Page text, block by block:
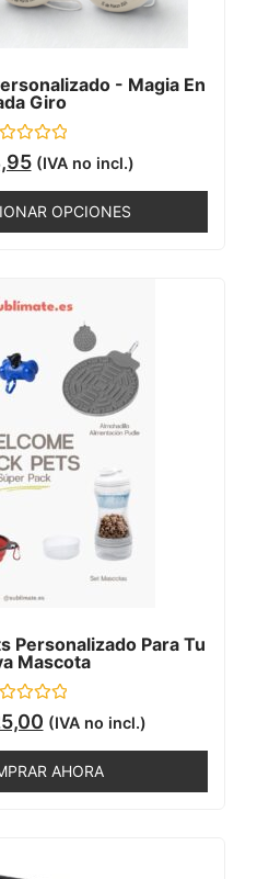
- Magia En
Giro
(IVA no incl.)
OPCIONES
Personalizado Para Tu
Mascota
(IVA no incl.)
AHORA